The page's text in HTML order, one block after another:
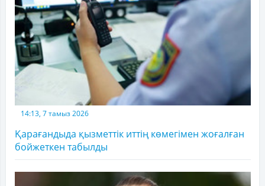
14:13, 7 тамыз 2026
Қарағандыда қызметтік иттің көмегімен жоғалған
бойжеткен табылды